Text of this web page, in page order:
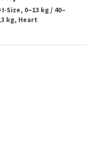
I-Size, 0–13 kg / 40–
kg, Heart